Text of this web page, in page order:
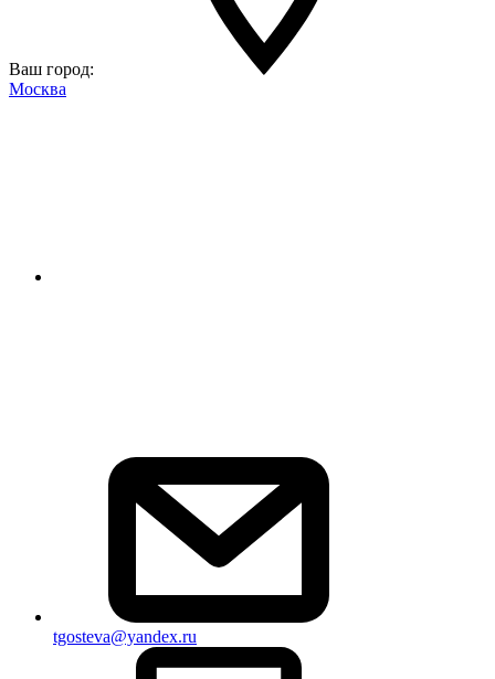
Ваш город:
Москва
tgosteva@yandex.ru